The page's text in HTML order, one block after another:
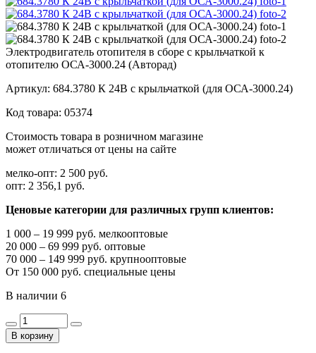
Электродвигатель отопителя в сборе с крыльчаткой к
отопителю ОСА-3000.24 (Авторад)
Артикул: 684.3780 К 24В с крыльчаткой (для ОСА-3000.24)
Код товара: 05374
Стоимость товара в розничном магазине
может отличаться от цены на сайте
мелко-опт: 2 500 руб.
опт: 2 356,1 руб.
Ценовые категории для различных групп клиентов:
1 000 – 19 999 руб. мелкооптовые
20 000 – 69 999 руб. оптовые
70 000 – 149 999 руб. крупнооптовые
От 150 000 руб. специальные цены
В наличии 6
В корзину